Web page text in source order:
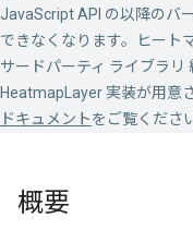
JavaScript API の以降のバ
できなくなります。ヒート
サードパーティ ライブラ
HeatmapLayer 実装が用意
ドキュメントをご覧くださ
概要